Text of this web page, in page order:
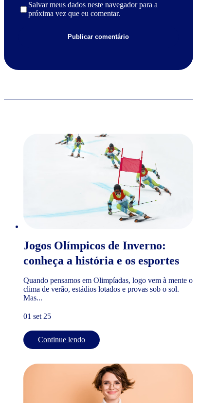
Salvar meus dados neste navegador para a
próxima vez que eu comentar.
Jogos Olímpicos de Inverno:
conheça a história e os esportes
Quando pensamos em Olimpíadas, logo vem à mente o
clima de verão, estádios lotados e provas sob o sol.
Mas...
01 set 25
Continue lendo